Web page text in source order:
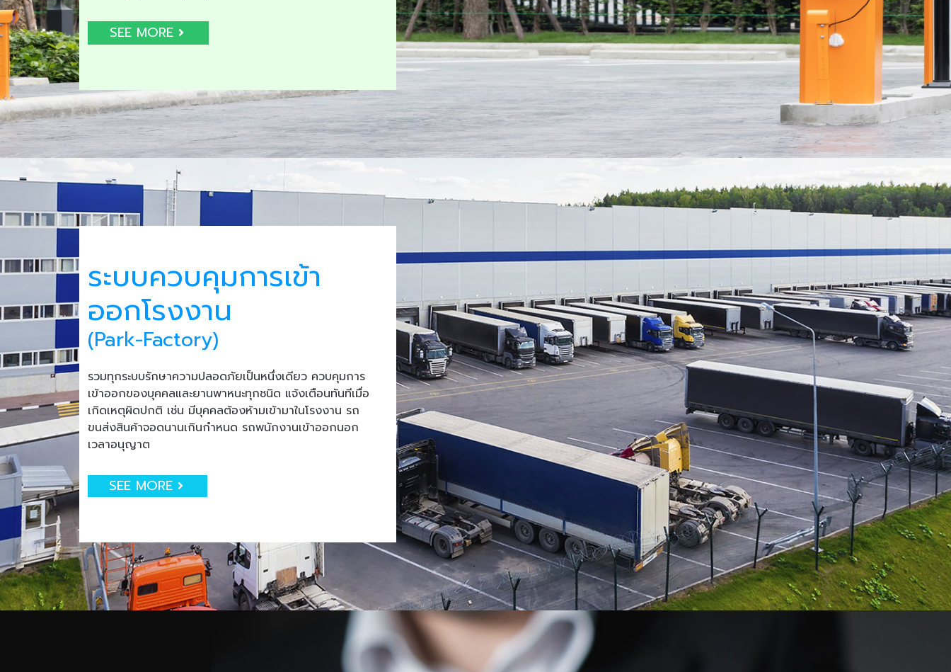
SEE MORE
ระบบควบคุมการเข้า
ออกโรงงาน
(Park-Factory)
รวมทุกระบบรักษาความปลอดภัยเป็นหนึ่งเดียว ควบคุมการ
เข้าออกของบุคคลและยานพาหนะทุกชนิด แจ้งเตือนทันทีเมื่อ
เกิดเหตุผิดปกติ เช่น มีบุคคลต้องห้ามเข้ามาในโรงงาน รถ
ขนส่งสินค้าจอดนานเกินกำหนด รถพนักงานเข้าออกนอก
เวลาอนุญาต
SEE MORE